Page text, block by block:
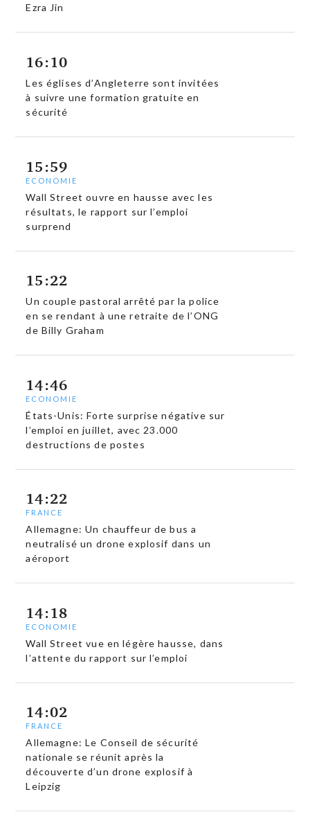
Ezra Jin
16:10
Les églises d’Angleterre sont invitées
à suivre une formation gratuite en
sécurité
15:59
ECONOMIE
Wall Street ouvre en hausse avec les
résultats, le rapport sur l’emploi
surprend
15:22
Un couple pastoral arrêté par la police
en se rendant à une retraite de l’ONG
de Billy Graham
14:46
ECONOMIE
États-Unis: Forte surprise négative sur
l’emploi en juillet, avec 23.000
destructions de postes
14:22
FRANCE
Allemagne: Un chauffeur de bus a
neutralisé un drone explosif dans un
aéroport
14:18
ECONOMIE
Wall Street vue en légère hausse, dans
l’attente du rapport sur l’emploi
14:02
FRANCE
Allemagne: Le Conseil de sécurité
nationale se réunit après la
découverte d’un drone explosif à
Leipzig